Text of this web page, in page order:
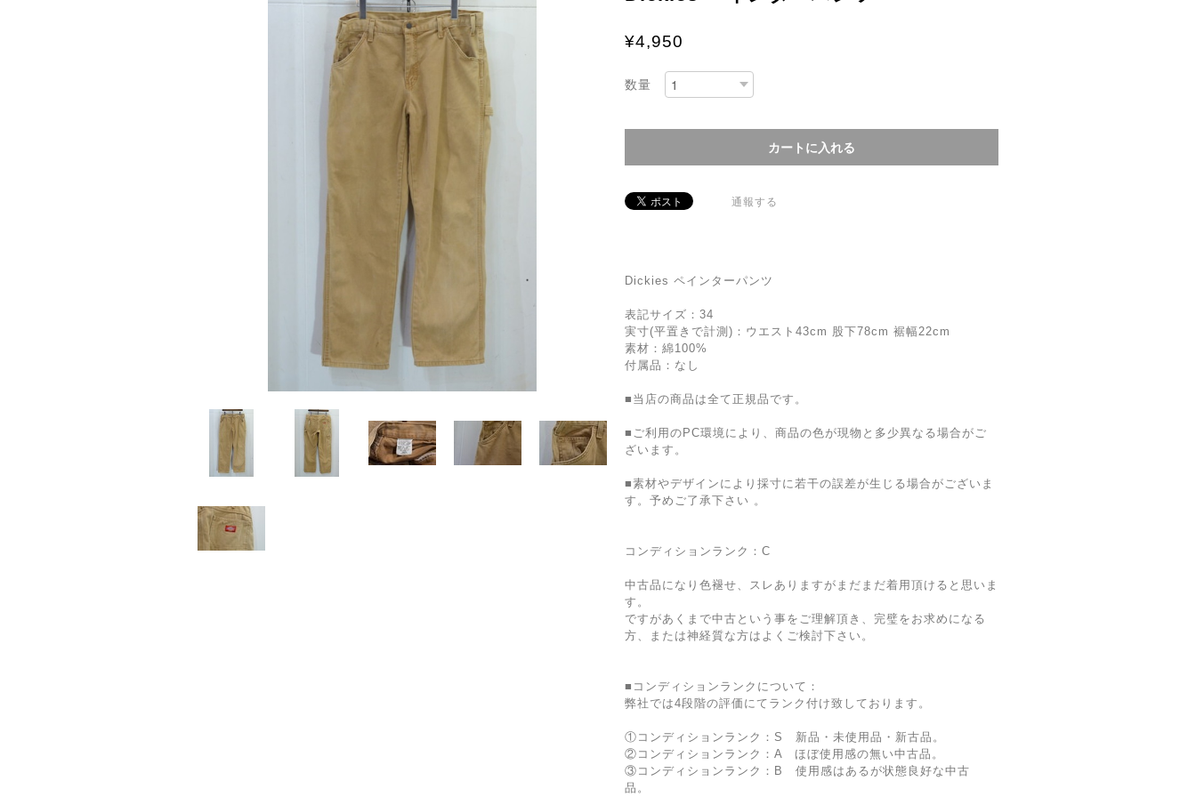
¥4,950
数量
通報する
Dickies ペインターパンツ
表記サイズ：34
実寸(平置きで計測)：ウエスト43cm 股下78cm 裾幅22cm
素材：綿100%
付属品：なし
■当店の商品は全て正規品です。
■ご利用のPC環境により、商品の色が現物と多少異なる場合がご
ざいます。
■素材やデザインにより採寸に若干の誤差が生じる場合がございま
す。予めご了承下さい 。
コンディションランク：C
中古品になり色褪せ、スレありますがまだまだ着用頂けると思いま
す。
ですがあくまで中古という事をご理解頂き、完璧をお求めになる
方、または神経質な方はよくご検討下さい。
■コンディションランクについて：
弊社では4段階の評価にてランク付け致しております。
①コンディションランク：S 新品・未使用品・新古品。
②コンディションランク：A ほぼ使用感の無い中古品。
③コンディションランク：B 使用感はあるが状態良好な中古
品。